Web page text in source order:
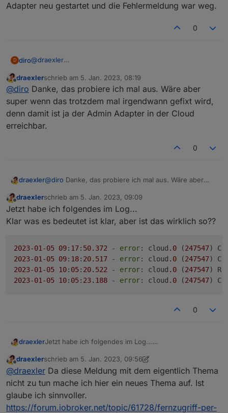
Adapter neu gestartet und die Fehlermeldung war weg.
0
D diro@draexler
ich es wie folgt...
Adapter cloud.0 geöffnet
-- Erweiterte Einstellungen
--- Administratorzugriff zulassen (hier konnte ich
"admin" auswählen) nur auf pro
Adapter neu gestartet und die Fehlermeldung war weg.
Offline
draexlerschrieb am 5. Jan. 2023, 08:19
zuletzt editiert von
@diro Danke, das probiere ich mal aus. Wäre aber
super wenn das trotzdem mal irgendwann gefixt wird,
denn damit ist ja der Admin Adapter in der Cloud
erreichbar.
0
draexler@diro Danke, das probiere ich mal aus. Wäre aber
denn damit ist ja der Admin Adapter in der Cloud
erreichbar.
Offline
draexlerschrieb am 5. Jan. 2023, 09:09
zuletzt editiert von
Jetzt habe ich folgendes im Log...
Klar was es bedeutet ist klar, aber ist das wirklich so??
2023-01 -05 09: 17: 50.372 - error: cloud .0 (247547)
2023-01 -05 09: 18: 20.517 - error: cloud .0 (247547)
2023-01 -05 10: 05: 20.522 - error: cloud .0 (247547)
2023-01 -05 10: 05: 23.188 - error: cloud .0 (247547)
0
draexlerJetzt habe ich folgendes im Log...
2023-01-05 09:17:50.372 - error: cloud.0
2023-01-05 09:18:20.517 - error: cloud.0
2023-01-05 10:05:20.522 - error: cloud.0
Offline
draexlerschrieb am 5. Jan. 2023, 09:56
zuletzt editiert von draexler1. Mai 2023, 11:07
@draexler Da diese Meldung mit dem eigentlich Thema
nicht zu tun mache ich hier ein neues Thema auf. Ist
glaube ich sinnvoller.
https://forum.iobroker.net/topic/61728/fernzugriff-per-